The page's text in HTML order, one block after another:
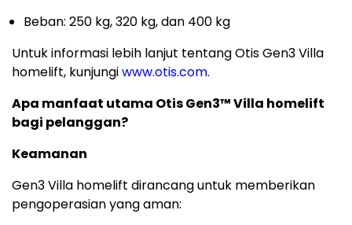
Beban: 250 kg, 320 kg, dan 400 kg
Untuk informasi lebih lanjut tentang Otis Gen3 Villa
homelift, kunjungiwww.otis.com.
Apa manfaat utama Otis Gen3™ Villa homelift
bagi pelanggan?
Keamanan
Gen3 Villa homelift dirancang untuk memberikan
pengoperasian yang aman: